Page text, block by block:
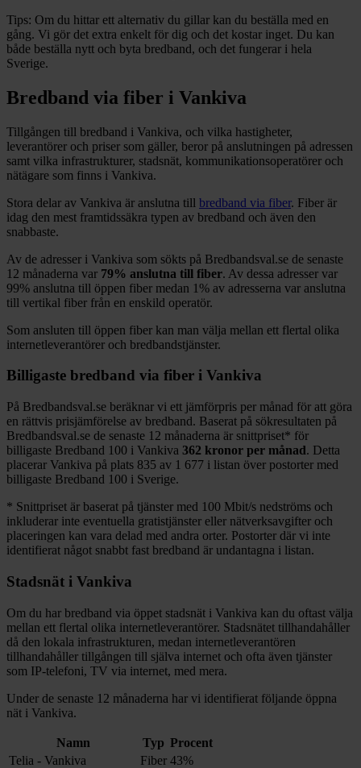
Tips: Om du hittar ett alternativ du gillar kan du beställa med en
gång. Vi gör det extra enkelt för dig och det kostar inget. Du kan
både beställa nytt och byta bredband, och det fungerar i hela
Sverige.
Bredband via fiber i Vankiva
Tillgången till bredband i Vankiva, och vilka hastigheter,
leverantörer och priser som gäller, beror på anslutningen på adressen
samt vilka infrastrukturer, stadsnät, kommunikationsoperatörer och
nätägare som finns i Vankiva.
Stora delar av Vankiva är anslutna till bredband via fiber. Fiber är
idag den mest framtidssäkra typen av bredband och även den
snabbaste.
Av de adresser i Vankiva som sökts på Bredbandsval.se de senaste
12 månaderna var 79% anslutna till fiber. Av dessa adresser var
99% anslutna till öppen fiber medan 1% av adresserna var anslutna
till vertikal fiber från en enskild operatör.
Som ansluten till öppen fiber kan man välja mellan ett flertal olika
internetleverantörer och bredbandstjänster.
Billigaste bredband via fiber i Vankiva
På Bredbandsval.se beräknar vi ett jämförpris per månad för att göra
en rättvis prisjämförelse av bredband. Baserat på sökresultaten på
Bredbandsval.se de senaste 12 månaderna är snittpriset* för
billigaste Bredband 100 i Vankiva 362 kronor per månad. Detta
placerar Vankiva på plats 835 av 1 677 i listan över postorter med
billigaste Bredband 100 i Sverige.
* Snittpriset är baserat på tjänster med 100 Mbit/s nedströms och
inkluderar inte eventuella gratistjänster eller nätverksavgifter och
placeringen kan vara delad med andra orter. Postorter där vi inte
identifierat något snabbt fast bredband är undantagna i listan.
Stadsnät i Vankiva
Om du har bredband via öppet stadsnät i Vankiva kan du oftast välja
mellan ett flertal olika internetleverantörer. Stadsnätet tillhandahåller
då den lokala infrastrukturen, medan internetleverantören
tillhandahåller tillgången till själva internet och ofta även tjänster
som IP-telefoni, TV via internet, med mera.
Under de senaste 12 månaderna har vi identifierat följande öppna
nät i Vankiva.
Namn Typ Procent
Telia - Vankiva
Fiber 43%